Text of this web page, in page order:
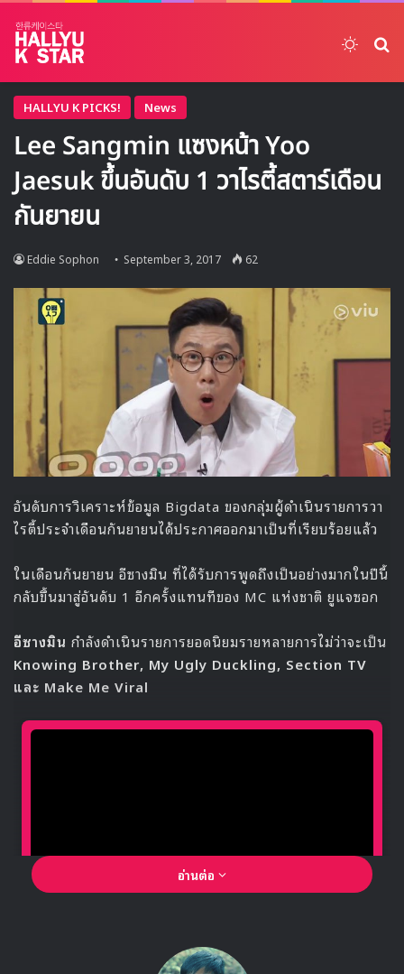
HALLYU K PICKS! News
Lee Sangmin แซงหน้า Yoo
Jaesuk ขึ้นอันดับ 1 วาไรตี้สตาร์เดือน
กันยายน
Eddie Sophon September 3, 2017 62
อันดับการวิเคราะห์ข้อมูล Bigdata ของกลุ่มผู้ดำเนินรายการวา
ไรตี้ประจำเดือนกันยายนได้ประกาศออกมาเป็นที่เรียบร้อยแล้ว
ในเดือนกันยายน อีซางมิน ที่ได้รับการพูดถึงเป็นอย่างมากในปีนี้
กลับขึ้นมาสู่อันดับ 1 อีกครั้งแทนทีของ MC แห่งชาติ ยูแจซอก
อีซางมิน กำลังดำเนินรายการยอดนิยมรายหลายการไม่ว่าจะเป็น
Knowing Brother, My Ugly Duckling, Section TV
และ Make Me Viral
🎙GYUBIN ปลื้มเมืองไทยขนาดไหน? ถึงกลับมาถ่าย
MV เพลงใหม่ LIKE U 100 ที่กรุงเทพ
อ่านต่อ